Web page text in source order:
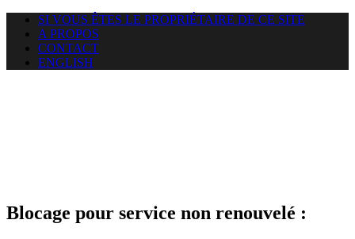
SI VOUS ÊTES LE PROPRIÉTAIRE DE CE SITE
A PROPOS
CONTACT
ENGLISH
Blocage pour service non renouvelé :